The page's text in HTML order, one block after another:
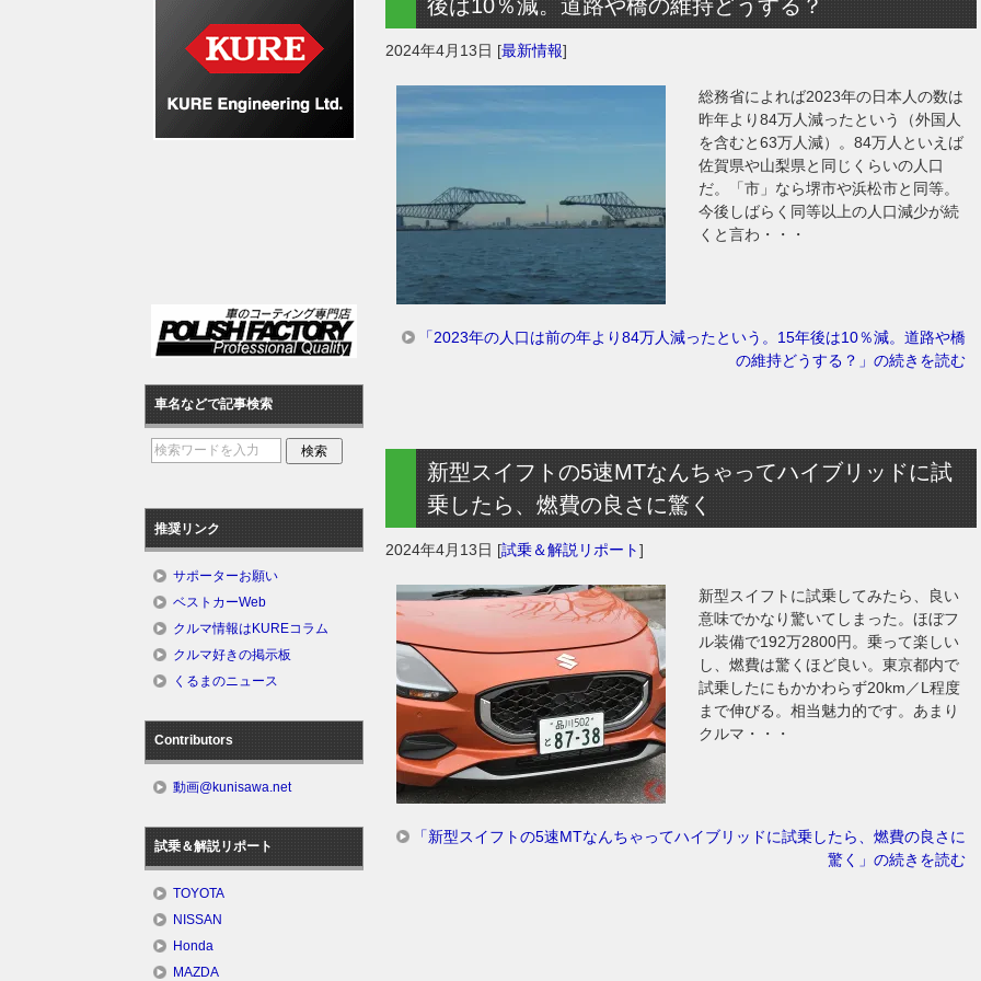
後は10％減。道路や橋の維持どうする？
2024年4月13日 [最新情報]
総務省によれば2023年の日本人の数は
昨年より84万人減ったという（外国人
を含むと63万人減）。84万人といえば
佐賀県や山梨県と同じくらいの人口
だ。「市」なら堺市や浜松市と同等。
今後しばらく同等以上の人口減少が続
くと言わ・・・
「2023年の人口は前の年より84万人減ったという。15年後は10％減。道路や橋
の維持どうする？」の続きを読む
新型スイフトの5速MTなんちゃってハイブリッドに試
乗したら、燃費の良さに驚く
2024年4月13日 [試乗＆解説リポート]
新型スイフトに試乗してみたら、良い
意味でかなり驚いてしまった。ほぼフ
ル装備で192万2800円。乗って楽しい
し、燃費は驚くほど良い。東京都内で
試乗したにもかかわらず20km／L程度
まで伸びる。相当魅力的です。あまり
クルマ・・・
「新型スイフトの5速MTなんちゃってハイブリッドに試乗したら、燃費の良さに
驚く」の続きを読む
車名などで記事検索
推奨リンク
サポーターお願い
ベストカーWeb
クルマ情報はKUREコラム
クルマ好きの掲示板
くるまのニュース
Contributors
動画@kunisawa.net
試乗＆解説リポート
TOYOTA
NISSAN
Honda
MAZDA